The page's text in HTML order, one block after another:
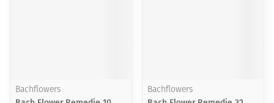
Bachflowers Bachflowers